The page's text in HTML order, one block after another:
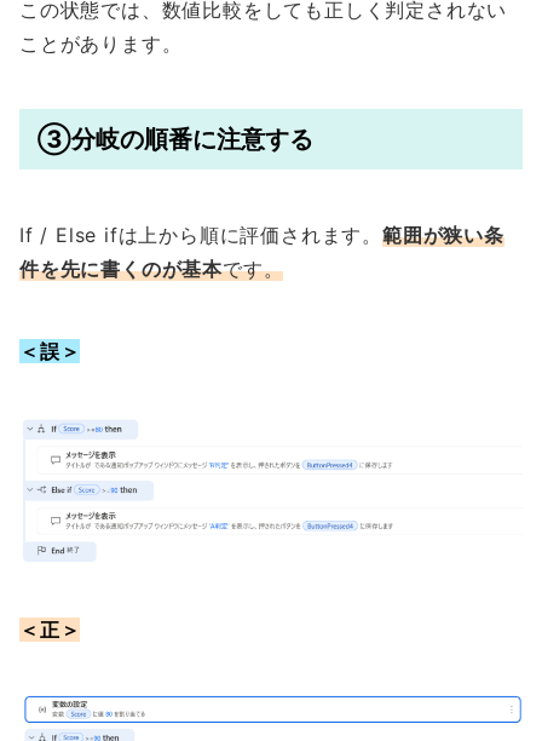
この状態では、数値比較をしても正しく判定されない
ことがあります。
③分岐の順番に注意する
If / Else ifは上から順に評価されます。 範囲が狭い条
件を先に書くのが基本です。
＜誤＞
＜正＞